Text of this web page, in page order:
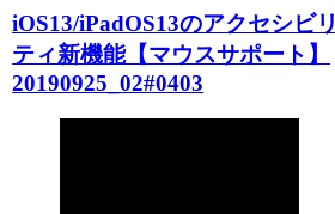
iOS13/iPadOS13のアクセシビリ
ティ新機能【マウスサポート】
20190925_02#0403